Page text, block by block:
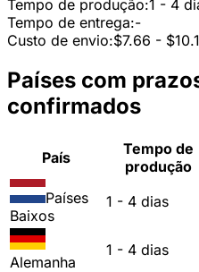
Tempo de produção:1 - 4
Tempo de entrega:-
Custo de envio:$7.66 -
Países com
confirmados
País
Tempo de
produção
Países
Baixos
1 - 4 dias
Alemanha
1 - 4 dias